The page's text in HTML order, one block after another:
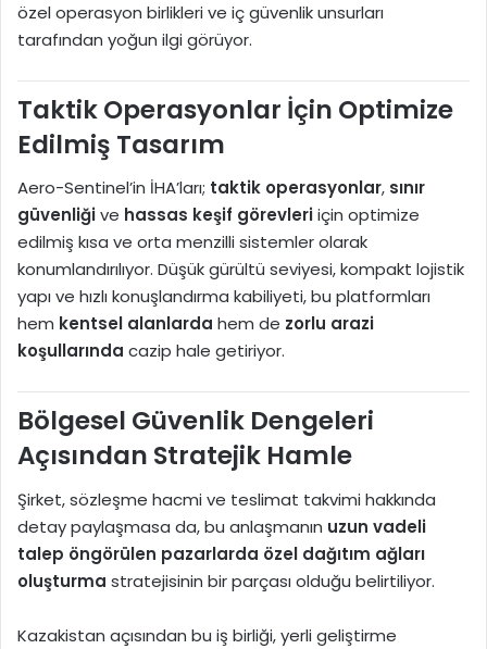
özel operasyon birlikleri ve iç güvenlik unsurları
tarafından yoğun ilgi görüyor.
Taktik Operasyonlar İçin Optimize
Edilmiş Tasarım
Aero-Sentinel’in İHA’ları; taktik operasyonlar, sınır
güvenliğive hassas keşif görevleriiçin optimize
edilmiş kısa ve orta menzilli sistemler olarak
konumlandırılıyor. Düşük gürültü seviyesi, kompakt lojistik
yapı ve hızlı konuşlandırma kabiliyeti, bu platformları
hem kentsel alanlarda hem de zorlu arazi
koşullarında cazip hale getiriyor.
Bölgesel Güvenlik Dengeleri
Açısından Stratejik Hamle
Şirket, sözleşme hacmi ve teslimat takvimi hakkında
detay paylaşmasa da, bu anlaşmanın uzun vadeli
talep öngörülen pazarlarda özel dağıtım ağları
oluşturma stratejisinin bir parçası olduğu belirtiliyor.
Kazakistan açısından bu iş birliği, yerli geliştirme